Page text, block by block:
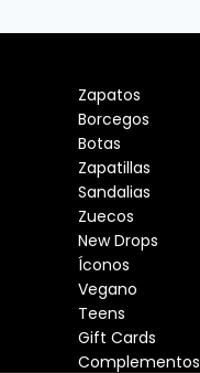
Zapatos
Borcegos
Botas
Zapatillas
Sandalias
Zuecos
New Drops
Íconos
Vegano
Teens
Gift Cards
Complementos